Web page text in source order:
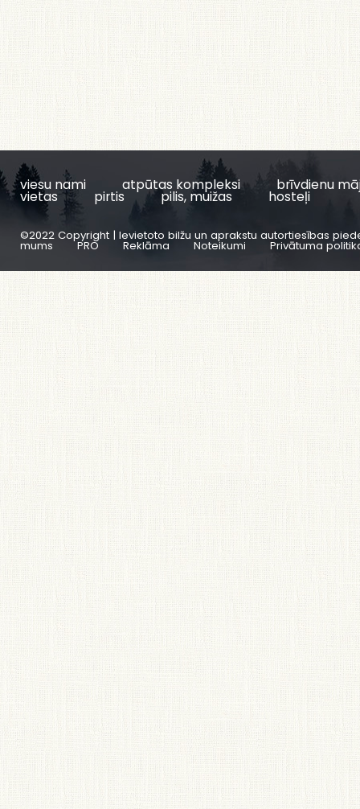
viesu nami atpūtas kompleksi brīvdienu
vietas pirtis pilis, muižas hosteļi
©2022 Copyright | Ievietoto bilžu un aprakstu autortiesības
mums PRO Reklāma Noteikumi Privātuma